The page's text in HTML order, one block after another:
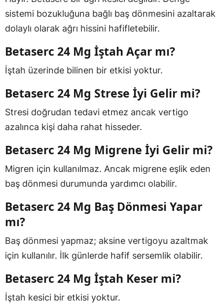
sistemi bozukluğuna bağlı baş dönmesini azaltarak
dolaylı olarak ağrı hissini hafifletebilir.
Betaserc 24 Mg İştah Açar mı?
İştah üzerinde bilinen bir etkisi yoktur.
Betaserc 24 Mg Strese İyi Gelir mi?
Stresi doğrudan tedavi etmez ancak vertigo
azalınca kişi daha rahat hisseder.
Betaserc 24 Mg Migrene İyi Gelir mi?
Migren için kullanılmaz. Ancak migrene eşlik eden
baş dönmesi durumunda yardımcı olabilir.
Betaserc 24 Mg Baş Dönmesi Yapar
mı?
Baş dönmesi yapmaz; aksine vertigoyu azaltmak
için kullanılır. İlk günlerde hafif sersemlik olabilir.
Betaserc 24 Mg İştah Keser mi?
İştah kesici bir etkisi yoktur.